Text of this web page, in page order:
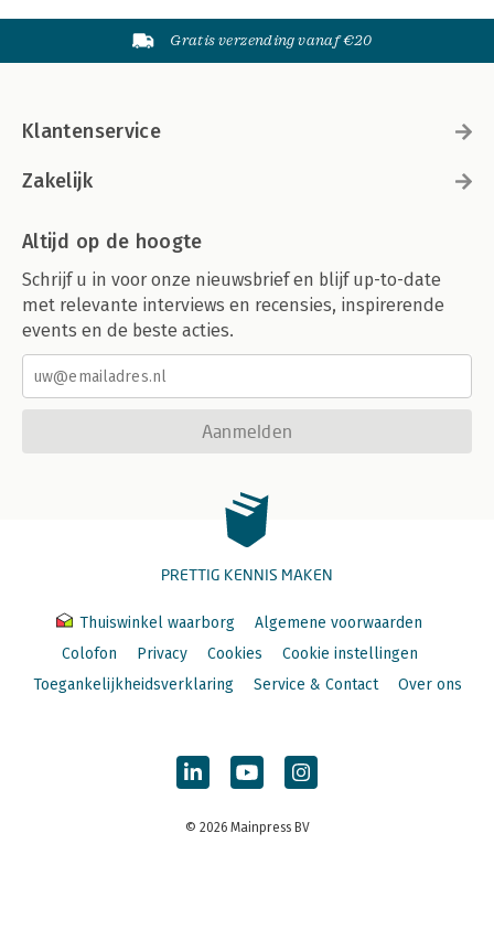
Gratis verzending vanaf €20
Klantenservice
Zakelijk
Altijd op de hoogte
Schrijf u in voor onze nieuwsbrief en blijf up-to-date
met relevante interviews en recensies, inspirerende
events en de beste acties.
Aanmelden
PRETTIG KENNIS MAKEN
Thuiswinkel waarborg
Algemene voorwaarden
Colofon
Privacy Cookies
Cookie instellingen
Toegankelijkheidsverklaring
Service & Contact Over ons
© 2026 Mainpress BV